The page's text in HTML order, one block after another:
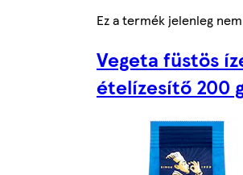
Ez a termék jelenleg
Vegeta füstös
ételízesítő 200